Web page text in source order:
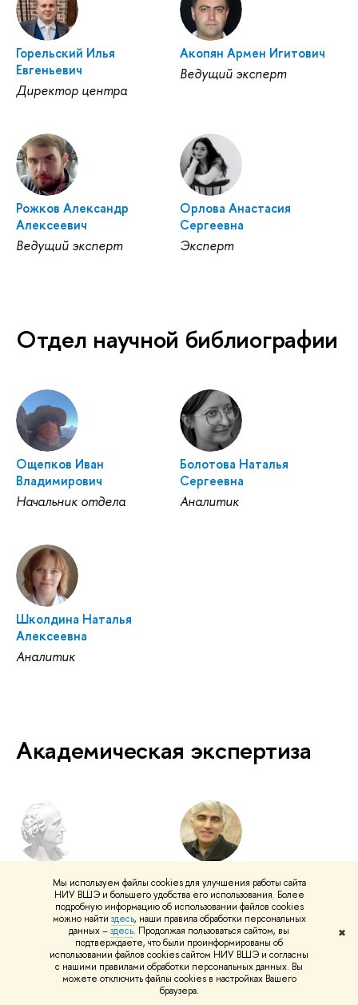
Мы используем файлы cookies для улучшения работы сайта
НИУ ВШЭ и большего удобства его использования. Более
подробную информацию об использовании файлов cookies
можно найти здесь, наши правила обработки персональных
данных –здесь. Продолжая пользоваться сайтом, вы
подтверждаете, что были проинформированы об
использовании файлов cookies сайтом НИУ ВШЭ и согласны
с нашими правилами обработки персональных данных. Вы
можете отключить файлы cookies в настройках Вашего
браузера.
✖
Горельский Илья
Евгеньевич
Директор центра
Акопян Армен Игитович
Ведущий эксперт
Рожков Александр
Алексеевич
Ведущий эксперт
Орлова Анастасия
Сергеевна
Эксперт
Отдел научной библиографии
Ощепков Иван
Владимирович
Начальник отдела
Болотова Наталья
Сергеевна
Аналитик
Школдина Наталья
Алексеевна
Аналитик
Академическая экспертиза
Максимова Надежда
Михайловна
Менеджер
Мисакян Мамикон
Арамович
Эксперт